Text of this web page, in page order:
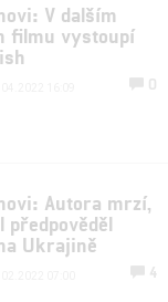
V dalším
filmu vystoupí
0
Autora mrzí,
předpověděl
Ukrajině
4